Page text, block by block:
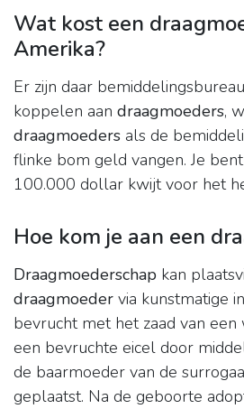
Wat kost een
Amerika?
Er zijn daar
koppelen aan draagmoeders,
draagmoeders als de
flinke bom geld vangen. Je
100.000 dollar kwijt voor het
Hoe kom je aan een
Draagmoederschap kan
draagmoeder via kunstmatige
bevrucht met het zaad van een
een bevruchte eicel door
de baarmoeder van de
geplaatst. Na de geboorte